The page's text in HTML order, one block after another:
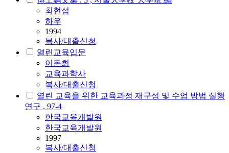
최현섭
하우
1994
복사/대출신청
열린교육입문
이돈희
교육과학사
복사/대출신청
열린 교육을 위한 교육과정 재구성 및 수업 방법 실행
연구 . 97-4
한국교육개발원
한국교육개발원
1997
복사/대출신청